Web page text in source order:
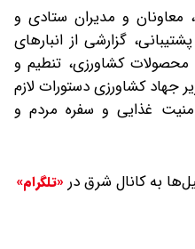
معاونان و مدیران ستادی و
گزارشی از انبار‌های
محصولات کشاورزی، تنطیم و
جهاد کشاورزی دستورات لازم
غذایی و سفره مردم و
به کانال شرق در «تلگرام»